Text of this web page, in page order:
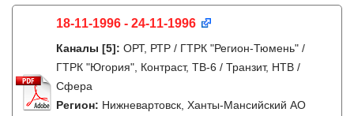
18-11-1996 - 24-11-1996
Каналы [5]: ОРТ, РТР / ГТРК "Регион-Тюмень" /
ГТРК "Югория", Контраст, ТВ-6 / Транзит, НТВ /
Сфера
Регион: Нижневартовск, Ханты-Мансийский АО